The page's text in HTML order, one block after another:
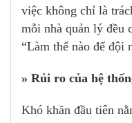
việc không chỉ là
mỗi nhà quản lý đều
“Làm thế nào để đội
» Rủi ro của hệ
Khó khăn đầu tiên